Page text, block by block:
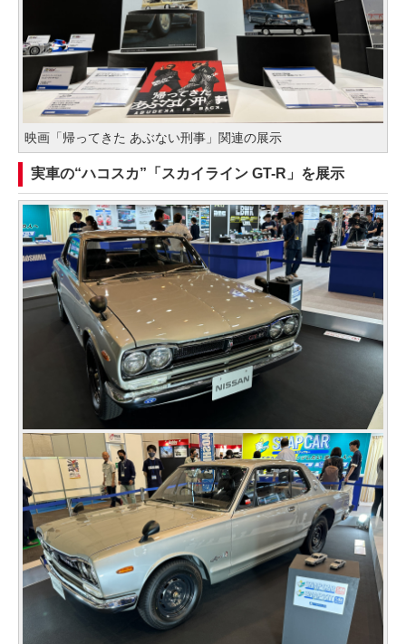
映画「帰ってきた あぶない刑事」関連の展示
実車の“ハコスカ”「スカイライン GT-R」を展示